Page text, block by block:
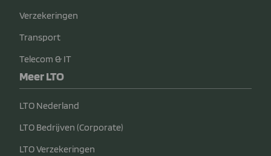
Verzekeringen
Transport
Telecom & IT
Meer LTO
LTO Nederland
LTO Bedrijven (Corporate)
LTO Verzekeringen